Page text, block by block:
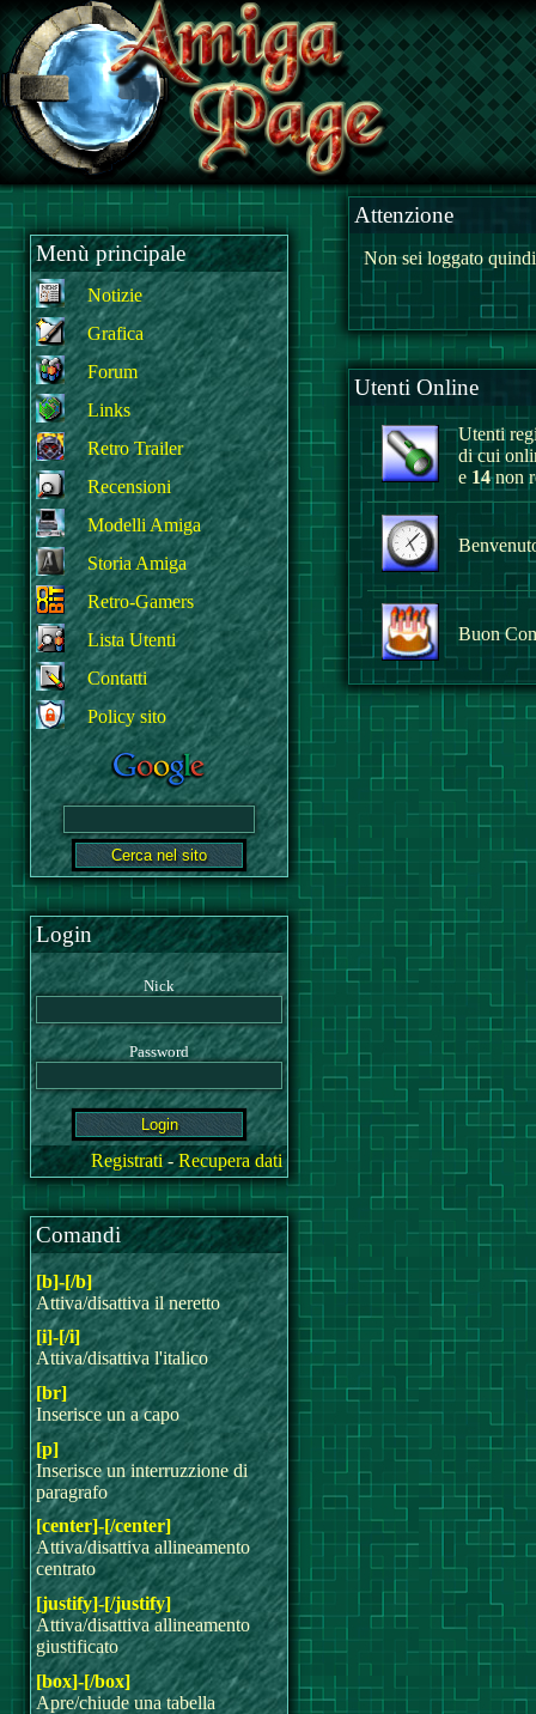
Menù principale
Notizie
Grafica
Forum
Links
Retro Trailer
Recensioni
Modelli Amiga
Storia Amiga
Retro-Gamers
Lista Utenti
Contatti
Policy sito
Login
Nick
Password
Registrati-Recupera dati
Comandi
[b]-[/b]
Attiva/disattiva il neretto
[i]-[/i]
Attiva/disattiva l'italico
[br]
Inserisce un a capo
[p]
Inserisce un interruzzione di
paragrafo
[center]-[/center]
Attiva/disattiva allineamento
centrato
[justify]-[/justify]
Attiva/disattiva allineamento
giustificato
[box]-[/box]
Apre/chiude una tabella
Attenzione
Non sei loggato
Utenti Online
Utenti
di cui
e 14non
Buon